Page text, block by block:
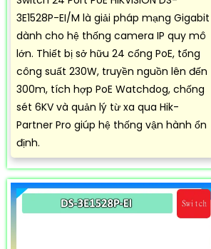
3E1528P-EI/M là giải pháp mạng Gigabit
dành cho hệ thống camera IP quy mô
lớn. Thiết bị sở hữu 24 cổng PoE, tổng
công suất 230W, truyền nguồn lên đến
300m, tích hợp PoE Watchdog, chống
sét 6KV và quản lý từ xa qua Hik-
Partner Pro giúp hệ thống vận hành ổn
định.